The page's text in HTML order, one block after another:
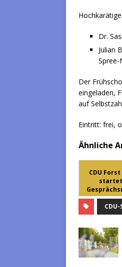
Dr.
Julian
Spree-
Der
eingeladen,
auf
Eintritt: frei,
Ähnliche
CDU
CDU-